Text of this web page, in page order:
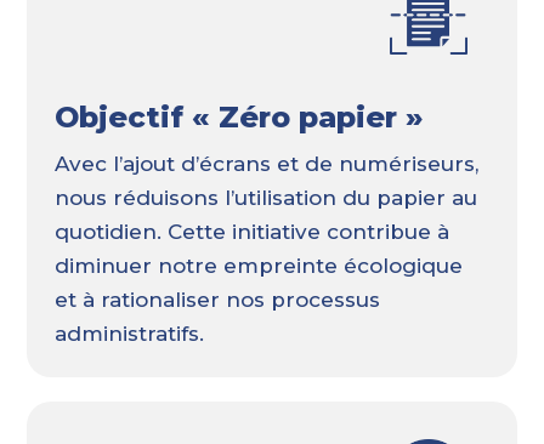
Objectif « Zéro papier »
Avec l’ajout d’écrans et de numériseurs,
nous réduisons l’utilisation du papier au
quotidien. Cette initiative contribue à
diminuer notre empreinte écologique
et à rationaliser nos processus
administratifs.